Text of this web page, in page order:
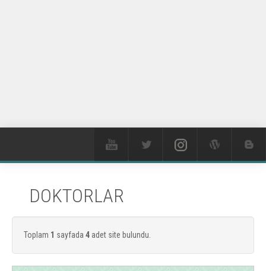
DOKTORLAR
Toplam 1 sayfada 4 adet site bulundu.